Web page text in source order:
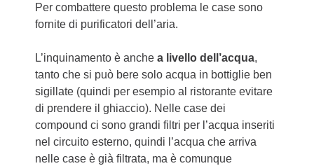
Per combattere questo problema le case sono
fornite di purificatori dell’aria.
L’inquinamento è anchea livello dell’acqua,
tanto che si può bere solo acqua in bottiglie ben
sigillate (quindi per esempio al ristorante evitare
di prendere il ghiaccio). Nelle case dei
compound ci sono grandi filtri per l’acqua inseriti
nel circuito esterno, quindi l’acqua che arriva
nelle case è già filtrata, ma è comunque